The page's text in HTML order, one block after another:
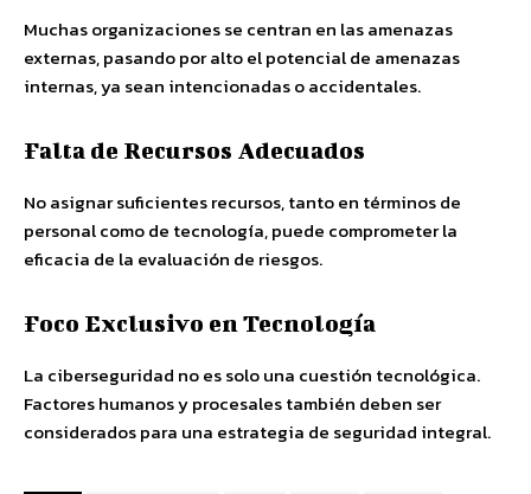
Muchas organizaciones se centran en las amenazas
externas, pasando por alto el potencial de amenazas
internas, ya sean intencionadas o accidentales.
Falta de Recursos Adecuados
No asignar suficientes recursos, tanto en términos de
personal como de tecnología, puede comprometer la
eficacia de la evaluación de riesgos.
Foco Exclusivo en Tecnología
La ciberseguridad no es solo una cuestión tecnológica.
Factores humanos y procesales también deben ser
considerados para una estrategia de seguridad integral.